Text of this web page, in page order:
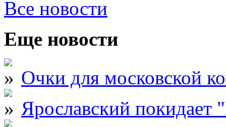
Все новости
Еще новости
Очки для московской
Ярославский покидает